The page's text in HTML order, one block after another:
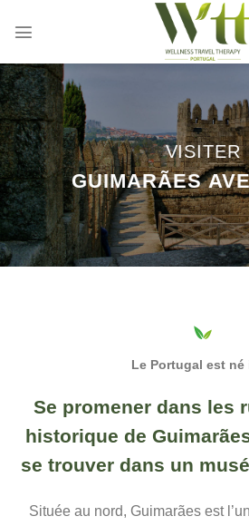
VISITER
GUIMARÃES
Le Portugal est
Se promener dans les
historique de
se trouver dans un
Située au nord, Guimarães est